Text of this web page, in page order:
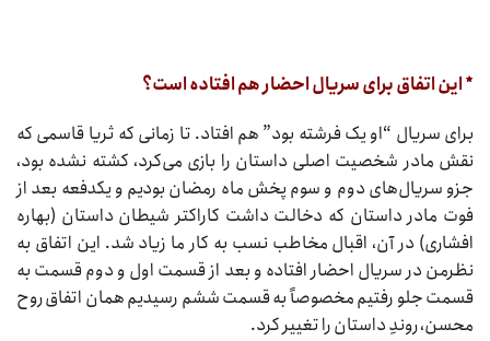
* این اتفاق برای سریال احضار هم افتاده است؟
برای سریال “او یک فرشته بود” هم افتاد. تا زمانی که ثریا قاسمی که
نقش مادر شخصیت اصلی داستان را بازی می‌کرد، کشته نشده بود،
جزو سریال‌های دوم و سوم پخش ماه رمضان بودیم و یکدفعه بعد از
فوت مادر داستان که دخالت داشت کاراکتر شیطان داستان (بهاره
افشاری) در آن، اقبال مخاطب نسب به کار ما زیاد شد. این اتفاق به
نظرمن در سریال احضار افتاده و بعد از قسمت اول و دوم قسمت به
قسمت جلو رفتیم مخصوصاً به قسمت ششم رسیدیم همان اتفاق روح
محسن، روندِ داستان را تغییر کرد.